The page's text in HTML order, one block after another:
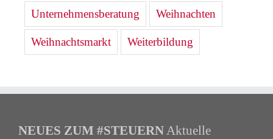
Unternehmensberatung Weihnachten
Weihnachtsmarkt Weiterbildung
NEUES ZUM #STEUERNAktuelle